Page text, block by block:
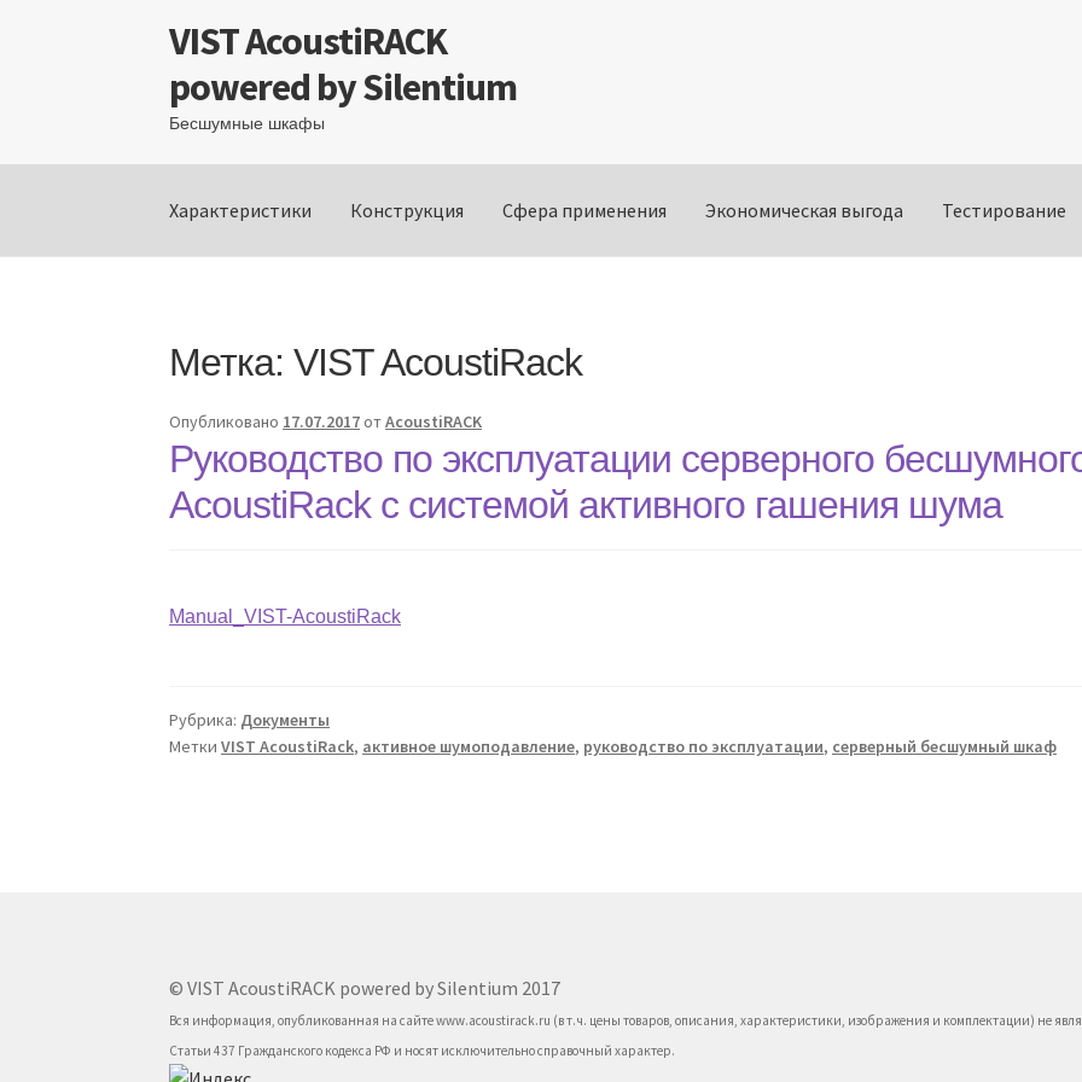
Перейти
к
навигации
Перейти
к
содержимому
VIST AcoustiRACK
powered by Silentium
Бесшумные шкафы
Характеристики Конструкция Сфера применения Экономическая выгода Тестирование
Метка:VIST AcoustiRack
Опубликовано 17.07.2017отAcoustiRACK
Руководство по эксплуатации серверного
AcoustiRack с системой активного гашения шума
Manual_VIST-AcoustiRack
Рубрика: Документы
МеткиVIST AcoustiRack, активное шумоподавление, руководство по эксплуатации, серверный бесшумный шкаф
© VIST AcoustiRACK powered by Silentium 2017
Вся информация, опубликованная на сайте www.acoustirack.ru (в т.ч. цены товаров, описания, характеристики, изображения и комплектации) не
Статьи 437 Гражданского кодекса РФ и носят исключительно справочный характер.